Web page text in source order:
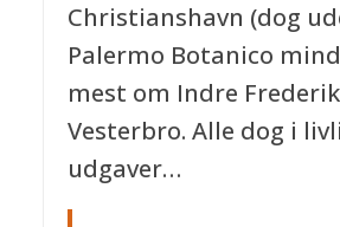
Christianshavn (dog
Palermo Botanico
mest om Indre
Vesterbro. Alle dog i
udgaver…